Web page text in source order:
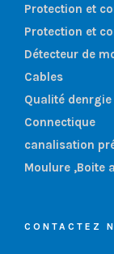
Protection et
Protection et
Détecteur de
Cables
Qualité denrgie
Connectique
canalisation
Moulure ,Boite
CONTACTEZ